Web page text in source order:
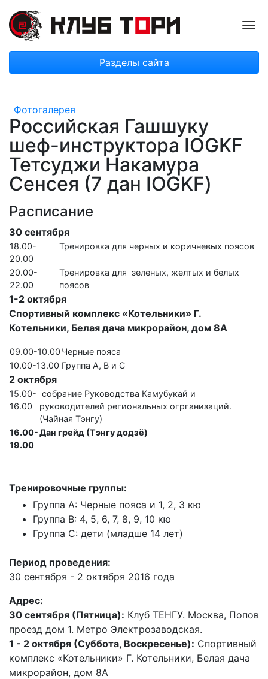
Разделы сайта
Фотогалерея
Российская Гашшуку
шеф-инструктора IOGKF
Тетсуджи Накамура
Сенсея (7 дан IOGKF)
Расписание
30 сентября
18.00-
20.00
Тренировка для черных и коричневых поясов
20.00-
22.00
Тренировка для зеленых, желтых и белых
поясов
1-2 октября
Спортивный комплекс «Котельники» Г.
Котельники, Белая дача микрорайон, дом 8А
09.00-10.00 Черные пояса
10.00-13.00 Группа A, B и С
2 октября
15.00-
16.00
собрание Руководства Камубукай и
руководителей региональных огрганизаций.
(Чайная Тэнгу)
16.00-
19.00
Дан грейд (Тэнгу додзё)
Тренировочные группы:
Группа А: Черные пояса и 1, 2, 3 кю
Группа В: 4, 5, 6, 7, 8, 9, 10 кю
Группа С: дети (младше 14 лет)
Период проведения:
30 сентября - 2 октября 2016 года
Адрес:
30 сентября (Пятница): Клуб ТЕНГУ. Москва, Попов
проезд дом 1. Метро Электрозаводская.
1 - 2 октября (Суббота, Воскресенье): Спортивный
комплекс «Котельники» Г. Котельники, Белая дача
микрорайон, дом 8А